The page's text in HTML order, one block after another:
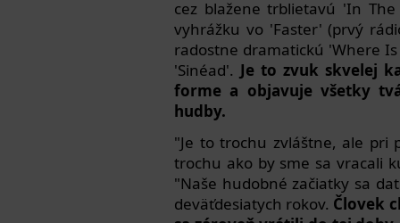
cez blažene trblietavú 'In
vyhrážku vo 'Faster' (prvý
radostne dramatickú 'Where
'Sinéad'. Je to zvuk skvelej
forme a objavuje všetky
hudby.
"Je to trochu zvláštne, ale pri
trochu ako by sme sa vracali
"Naše hudobné začiatky sa
deväťdesiatych rokov. Človek